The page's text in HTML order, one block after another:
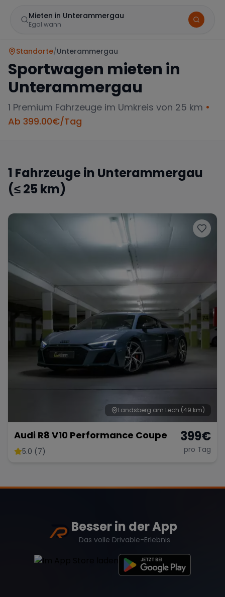
Mieten in Unterammergau
Egal wann
Mercedes
Lamborghini
McLaren Ford
Tesla Chevrolet Dodge
Rolls Royce Aston Martin
Bugatti Lotus Maserati
Zeitraum wählen
Standorte/Unterammergau
Sportwagen mieten in
Unterammergau
1 Premium Fahrzeuge im Umkreis von 25 km •
Ab 399.00€/Tag
1 Fahrzeuge in Unterammergau
(≤ 25 km)
Landsberg am Lech (49 km)
Audi R8 V10 Performance Coupe
5.0 (7)
399€
pro Tag
Besser in der App
Das volle Drivable-Erlebnis